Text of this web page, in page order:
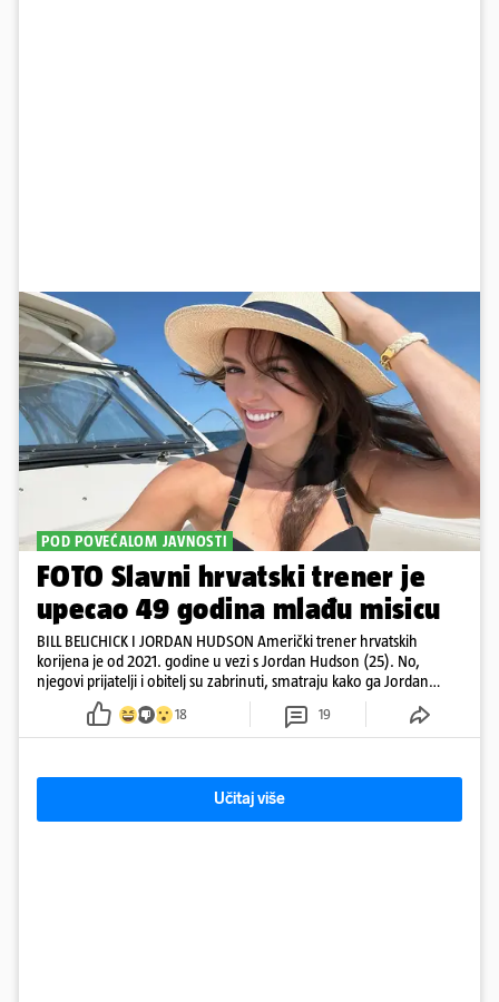
POD POVEĆALOM JAVNOSTI
FOTO Slavni hrvatski trener je
upecao 49 godina mlađu misicu
BILL BELICHICK I JORDAN HUDSON Američki trener hrvatskih
korijena je od 2021. godine u vezi s Jordan Hudson (25). No,
njegovi prijatelji i obitelj su zabrinuti, smatraju kako ga Jordan
kontrolira
18 19
Učitaj više